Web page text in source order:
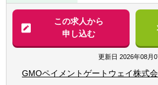
■働き方：テレワー
・当社はテレワー
務が可能なほか、
での在宅勤務が可
を支給し、生産性
ます。
▽知識・スキル
■PL／BS／CFの基
いた分析・示唆出
■経営層・事業部門
ミュニケーション
■新しい領域にも主
更新
・単年度予算の策
■事業・部門・グル
とレポーティング
・各事業・部門・
コスト構造、KPIな
この求人から
申し込む
更新日 2026年08月
GMOペイメントゲートウェイ株式